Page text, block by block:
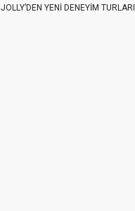
JOLLY’DEN YENİ DENEYİM TURLARI